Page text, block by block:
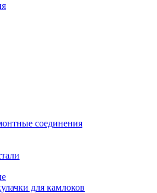
соединения
для камлоков